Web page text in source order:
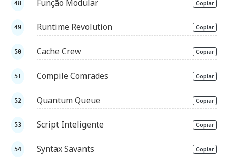
Função Modular Copiar
Runtime Revolution Copiar
Cache Crew Copiar
Compile Comrades Copiar
Quantum Queue Copiar
Script Inteligente Copiar
Syntax Savants Copiar